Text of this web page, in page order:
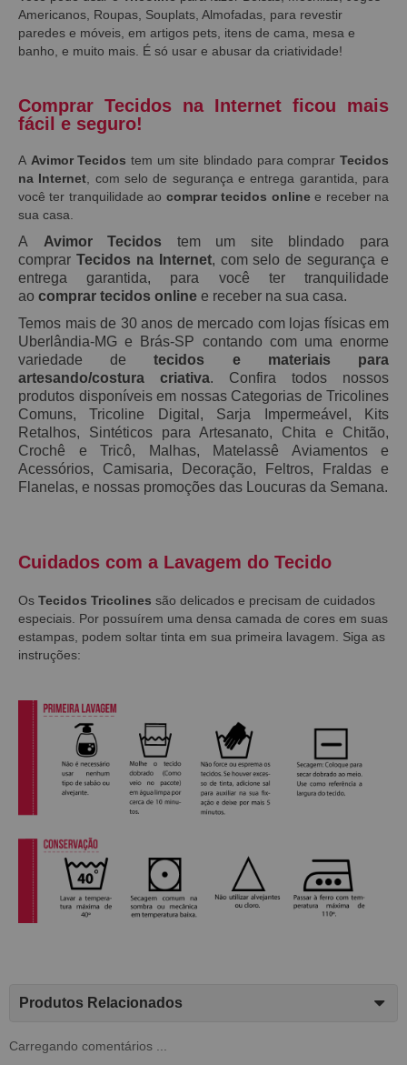
Americanos, Roupas, Souplats, Almofadas, para revestir
paredes e móveis, em artigos pets, itens de cama, mesa e
banho, e muito mais. É só usar e abusar da criatividade!
Comprar Tecidos na Internet ficou mais
fácil e seguro!
A Avimor Tecidos tem um site blindado para comprarTecidos
na Internet , com selo de segurança e entrega garantida, para
você ter tranquilidade ao comprar tecidos onlinee receber na
sua casa.
A Avimor Tecidos tem um site blindado para
comprar Tecidos na Internet, com selo de segurança e
entrega garantida, para você ter tranquilidade
ao comprar tecidos online e receber na sua casa.
Temos mais de 30 anos de mercado com lojas físicas em
Uberlândia-MG e Brás-SP contando com uma enorme
variedade detecidos e materiais para
artesando/costura criativa. Confira todos nossos
produtos disponíveis em nossas Categorias de Tricolines
Comuns, Tricoline Digital, Sarja Impermeável, Kits
Retalhos, Sintéticos para Artesanato, Chita e Chitão,
Crochê e Tricô, Malhas, Matelassê Aviamentos e
Acessórios, Camisaria, Decoração, Feltros, Fraldas e
Flanelas, e nossas promoções das Loucuras da Semana.
Cuidados com a Lavagem do Tecido
Os Tecidos Tricolines são delicados e precisam de cuidados
especiais. Por possuírem uma densa camada de cores em suas
estampas, podem soltar tinta em sua primeira lavagem. Siga as
instruções:
Produtos Relacionados
Carregando comentários ...